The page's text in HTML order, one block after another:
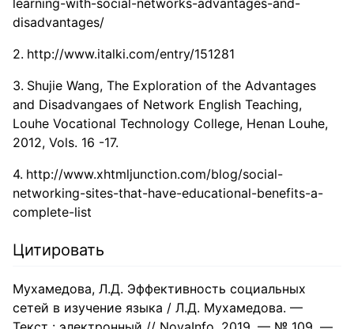
learning-with-social-networks-advantages-and-
disadvantages/
http://www.italki.com/entry/151281
Shujie Wang, The Exploration of the Advantages
and Disadvangaes of Network English Teaching,
Louhe Vocational Technology College, Henan Louhe,
2012, Vols. 16 -17.
http://www.xhtmljunction.com/blog/social-
networking-sites-that-have-educational-benefits-a-
complete-list
Цитировать
Мухамедова, Л.Д. Эффективность социальных
сетей в изучение языка / Л.Д. Мухамедова. —